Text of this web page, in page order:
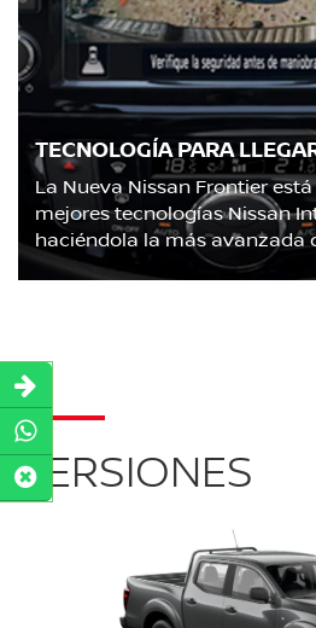
TECNOLOGÍA PARA
La Nueva Nissan Frontier
mejores tecnologías Nissan
haciéndola la más avanzada
VERSIONES